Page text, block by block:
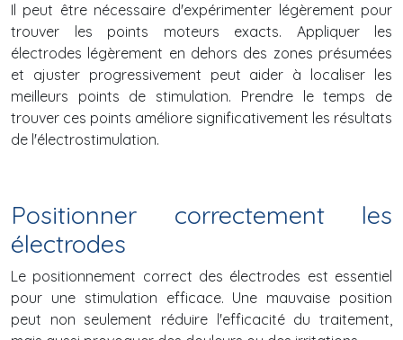
Il peut être nécessaire d'expérimenter légèrement pour
trouver les points moteurs exacts. Appliquer les
électrodes légèrement en dehors des zones présumées
et ajuster progressivement peut aider à localiser les
meilleurs points de stimulation. Prendre le temps de
trouver ces points améliore significativement les résultats
de l'électrostimulation.
Positionner correctement les
électrodes
Le positionnement correct des électrodes est essentiel
pour une stimulation efficace. Une mauvaise position
peut non seulement réduire l'efficacité du traitement,